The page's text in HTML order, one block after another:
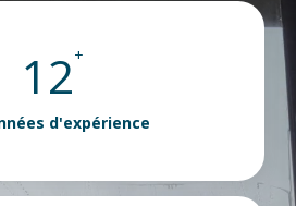
12+
d'expérience